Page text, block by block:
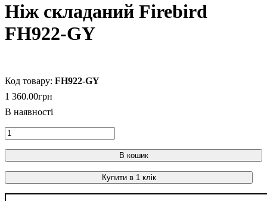
Ніж складаний Firebird
FH922-GY
FH922-GY
1 360.00грн
В кошик
Купити в 1 клік